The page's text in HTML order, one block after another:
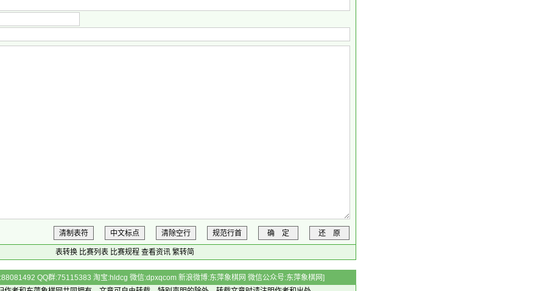
清制表符 中文标点 清除空行 规范行首 确 定 还 原
表转换 比赛列表 比赛规程 查看资讯 繁转简
QQ群:75115383 淘宝:hldcg 微信:dpxqcom 新浪微博:东萍象棋网 微信公众号:东萍象棋网]